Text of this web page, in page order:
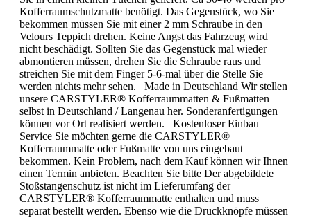
Kofferraumschutzmatte benötigt. Das Gegenstück, wo Sie
bekommen müssen Sie mit einer 2 mm Schraube in den
Velours Teppich drehen. Keine Angst das Fahrzeug wird
nicht beschädigt. Sollten Sie das Gegenstück mal wieder
abmontieren müssen, drehen Sie die Schraube raus und
streichen Sie mit dem Finger 5-6-mal über die Stelle Sie
werden nichts mehr sehen. Made in Deutschland Wir stellen
unsere CARSTYLER® Kofferraummatten & Fußmatten
selbst in Deutschland / Langenau her. Sonderanfertigungen
können vor Ort realisiert werden. Kostenloser Einbau
Service Sie möchten gerne die CARSTYLER®
Kofferraummatte oder Fußmatte von uns eingebaut
bekommen. Kein Problem, nach dem Kauf können wir Ihnen
einen Termin anbieten. Beachten Sie bitte Der abgebildete
Stoßstangenschutz ist nicht im Lieferumfang der
CARSTYLER® Kofferraummatte enthalten und muss
separat bestellt werden. Ebenso wie die Druckknöpfe müssen